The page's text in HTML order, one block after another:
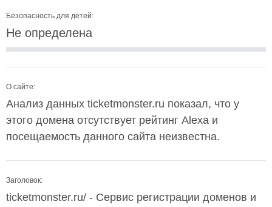
Безопасность для детей:
Не определена
О сайте:
Анализ данных ticketmonster.ru показал, что у
этого домена отсутствует рейтинг Alexa и
посещаемость данного сайта неизвестна.
Заголовок:
ticketmonster.ru/ - Сервис регистрации доменов и